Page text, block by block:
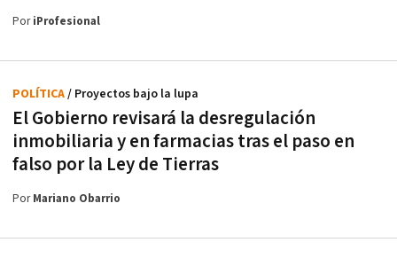
PoriProfesional
El Gobierno revisará la desregulación
inmobiliaria y en farmacias tras el paso en
falso por la Ley de Tierras
POLÍTICA/ Proyectos bajo la lupa
PorMariano Obarrio